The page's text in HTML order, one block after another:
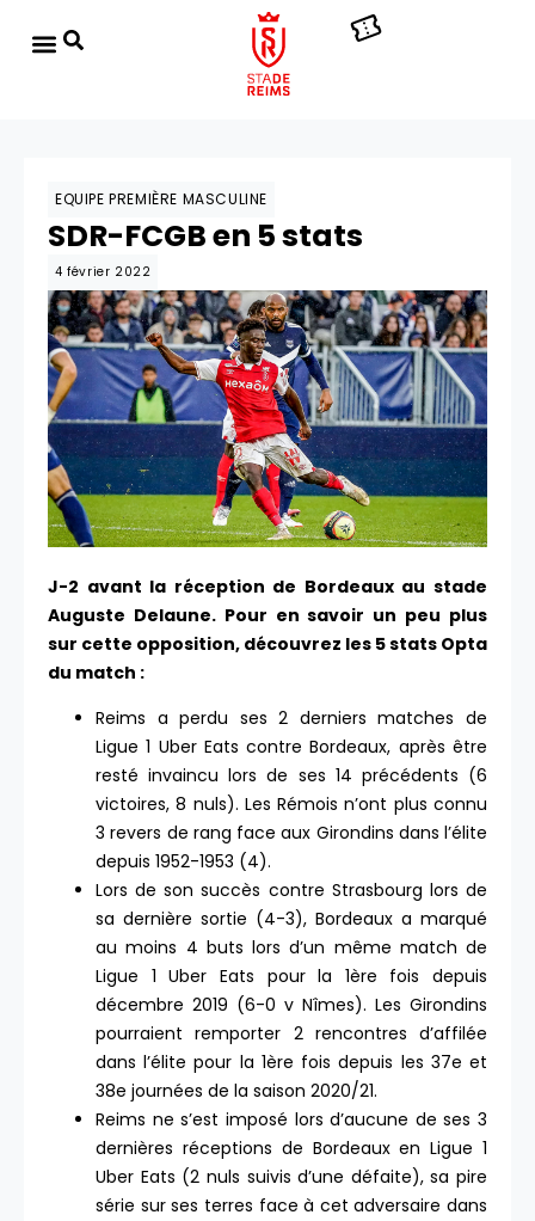
EQUIPE PREMIÈRE MASCULINE
SDR-FCGB en 5 stats
4 février 2022
J-2 avant la réception de Bordeaux au stade
Auguste Delaune. Pour en savoir un peu plus
sur cette opposition, découvrez les 5 stats Opta
du match :
Reims a perdu ses 2 derniers matches de
Ligue 1 Uber Eats contre Bordeaux, après être
resté invaincu lors de ses 14 précédents (6
victoires, 8 nuls). Les Rémois n’ont plus connu
3 revers de rang face aux Girondins dans l’élite
depuis 1952-1953 (4).
Lors de son succès contre Strasbourg lors de
sa dernière sortie (4-3), Bordeaux a marqué
au moins 4 buts lors d’un même match de
Ligue 1 Uber Eats pour la 1ère fois depuis
décembre 2019 (6-0 v Nîmes). Les Girondins
pourraient remporter 2 rencontres d’affilée
dans l’élite pour la 1ère fois depuis les 37e et
38e journées de la saison 2020/21.
Reims ne s’est imposé lors d’aucune de ses 3
dernières réceptions de Bordeaux en Ligue 1
Uber Eats (2 nuls suivis d’une défaite), sa pire
série sur ses terres face à cet adversaire dans